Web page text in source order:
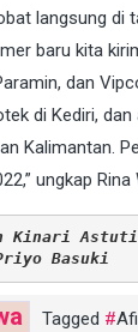
langsung di
baru kita
dan
di Kediri, dan
Kalimantan.
ungkap Rina
Kinari Astuti
Basuki
Tagged